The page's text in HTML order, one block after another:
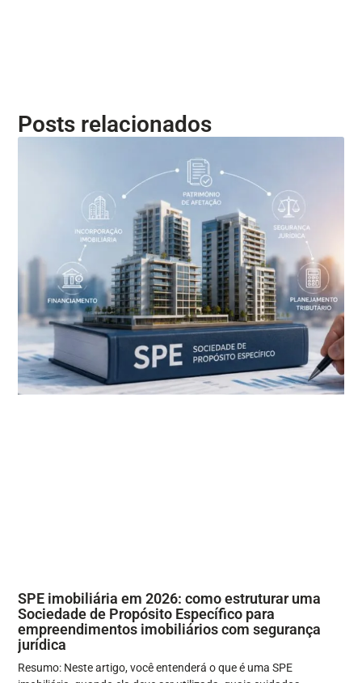
Posts relacionados
SPE imobiliária em 2026: como estruturar uma
Sociedade de Propósito Específico para
empreendimentos imobiliários com segurança
jurídica
Resumo: Neste artigo, você entenderá o que é uma SPE